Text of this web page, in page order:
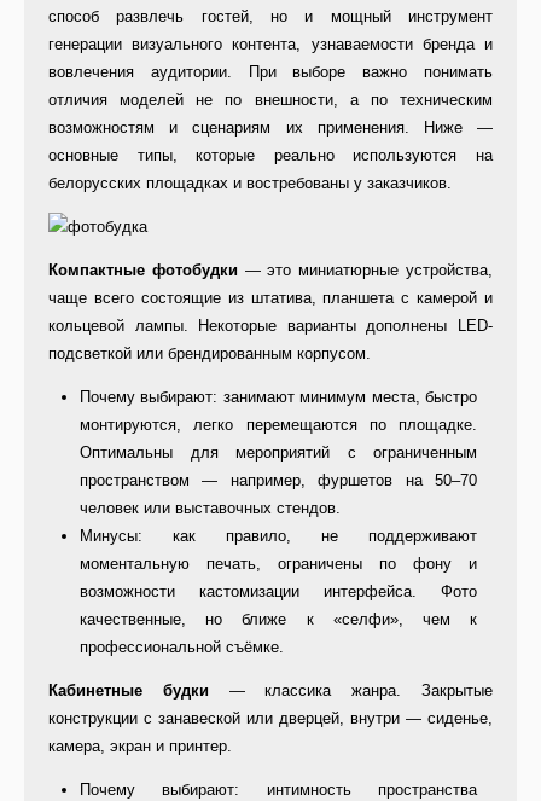
способ развлечь гостей, но и мощный инструмент
генерации визуального контента, узнаваемости бренда и
вовлечения аудитории. При выборе важно понимать
отличия моделей не по внешности, а по техническим
возможностям и сценариям их применения. Ниже —
основные типы, которые реально используются на
белорусских площадках и востребованы у заказчиков.
Компактные фотобудки — это миниатюрные устройства,
чаще всего состоящие из штатива, планшета с камерой и
кольцевой лампы. Некоторые варианты дополнены LED-
подсветкой или брендированным корпусом.
Почему выбирают: занимают минимум места, быстро
монтируются, легко перемещаются по площадке.
Оптимальны для мероприятий с ограниченным
пространством — например, фуршетов на 50–70
человек или выставочных стендов.
Минусы: как правило, не поддерживают
моментальную печать, ограничены по фону и
возможности кастомизации интерфейса. Фото
качественные, но ближе к «селфи», чем к
профессиональной съёмке.
Кабинетные будки — классика жанра. Закрытые
конструкции с занавеской или дверцей, внутри — сиденье,
камера, экран и принтер.
Почему выбирают: интимность пространства